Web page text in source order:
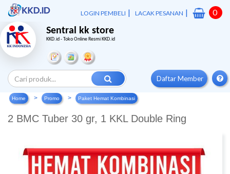
LOGIN PEMBELI | LACAK PESANAN | 0
Sentral kk store
KKD.id - Toko Online Resmi KKD.id
Daftar Member
Home Promo Paket Hemat Kombinasi
2 BMC Tuber 30 gr, 1 KKL Double Ring